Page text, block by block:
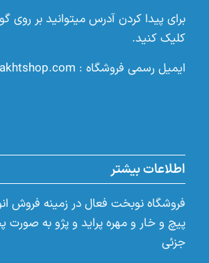
برای پیدا کردن آدرس میتوانید بر
کلیک کنید.
ایمیل رسمی فروشگاه :
اطلاعات بیشتر
فروشگاه نوبخت فعال در زمینه فروش
پیچ و خار و مهره پراید و پژو به
جزئی